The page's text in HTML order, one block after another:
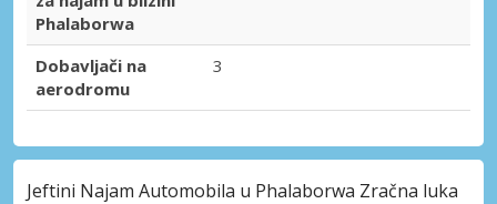
Phalaborwa
Dobavljači na
aerodromu
3
Jeftini Najam Automobila u Phalaborwa Zračna luka